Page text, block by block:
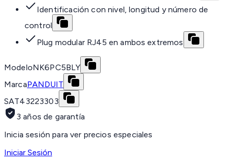
Identificación con nivel, longitud y número de
control
Plug modular RJ45 en ambos extremos
ModeloNK6PC5BLY
MarcaPANDUIT
SAT43223303
3 años de garantía
Inicia sesión para ver precios especiales
Iniciar Sesión